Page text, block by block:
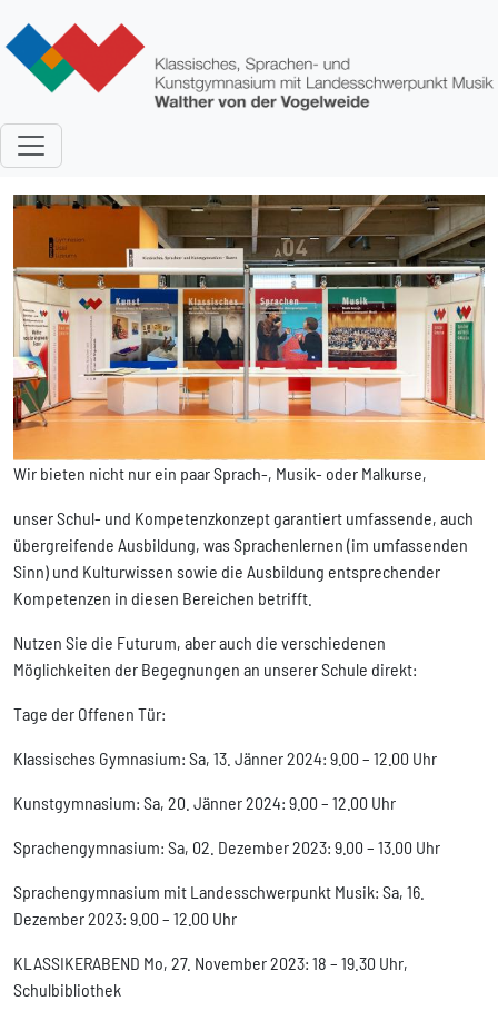
Bild
Wir bieten nicht nur ein paar Sprach-, Musik- oder Malkurse,
unser Schul- und Kompetenzkonzept garantiert umfassende, auch
übergreifende Ausbildung, was Sprachenlernen (im umfassenden
Sinn) und Kulturwissen sowie die Ausbildung entsprechender
Kompetenzen in diesen Bereichen betrifft.
Nutzen Sie die Futurum, aber auch die verschiedenen
Möglichkeiten der Begegnungen an unserer Schule direkt:
Tage der Offenen Tür:
Klassisches Gymnasium: Sa, 13. Jänner 2024: 9.00 – 12.00 Uhr
Kunstgymnasium: Sa, 20. Jänner 2024: 9.00 – 12.00 Uhr
Sprachengymnasium: Sa, 02. Dezember 2023: 9.00 – 13.00 Uhr
Sprachengymnasium mit Landesschwerpunkt Musik: Sa, 16.
Dezember 2023: 9.00 – 12.00 Uhr
KLASSIKERABEND Mo, 27. November 2023: 18 – 19.30 Uhr,
Schulbibliothek